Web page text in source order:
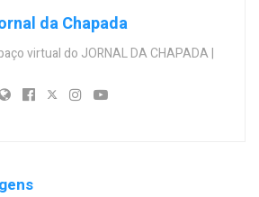
da Chapada
virtual do JORNAL DA CHAPADA |